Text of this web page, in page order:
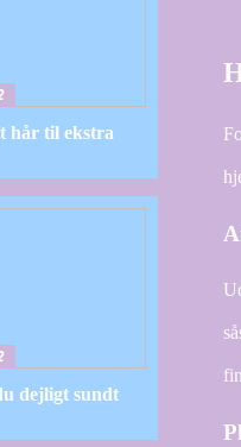
hår til ekstra
dejligt sundt